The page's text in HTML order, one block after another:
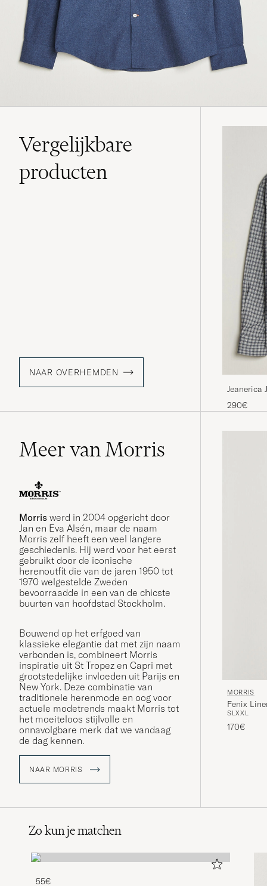
Vergelijkbare
producten
NAAR OVERHEMDEN
Jeanerica
290€
Meer van Morris
Morris werd in 2004 opgericht door
Jan en Eva Alsén, maar de naam
Morris zelf heeft een veel langere
geschiedenis. Hij werd voor het eerst
gebruikt door de iconische
herenoutfit die van de jaren 1950 tot
1970 welgestelde Zweden
bevoorraadde in een van de chicste
buurten van hoofdstad Stockholm.
Bouwend op het erfgoed van
klassieke elegantie dat met zijn naam
verbonden is, combineert Morris
inspiratie uit St Tropez en Capri met
grootstedelijke invloeden uit Parijs en
New York. Deze combinatie van
traditionele herenmode en oog voor
actuele modetrends maakt Morris tot
het moeiteloos stijlvolle en
onnavolgbare merk dat we vandaag
de dag kennen.
NAAR MORRIS
MORRIS
Fenix
SLXXL
170€
Zo kun je matchen
55€